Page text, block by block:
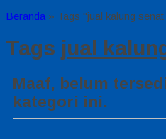
Beranda » Tags "jual kalung
Tags jual
Maaf, belum
kategori ini.